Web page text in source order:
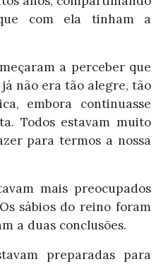
com ela tinham a
a perceber que
não era tão alegre, tão
embora continuasse
Todos estavam muito
para termos a nossa
mais preocupados
sábios do reino foram
a duas conclusões.
preparadas para